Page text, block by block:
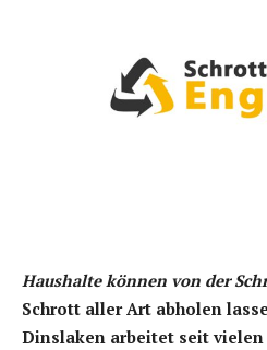
Haushalte können von der
Schrott aller Art abholen
Dinslaken arbeitet seit vielen